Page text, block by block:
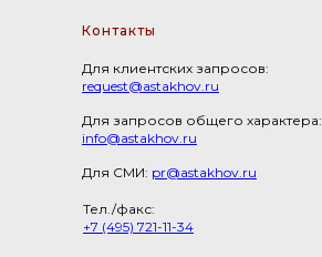
Контакты
Для клиентских запросов:
request@astakhov.ru
Для запросов общего характера:
info@astakhov.ru
Для СМИ: pr@astakhov.ru
Тел./факс:
+7 (495) 721-11-34